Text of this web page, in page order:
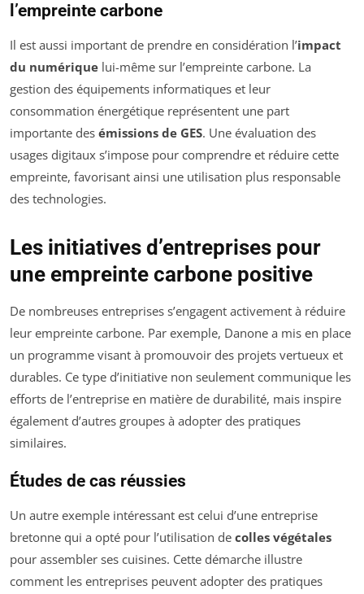
l’empreinte carbone
Il est aussi important de prendre en considération l’impact
du numérique lui-même sur l’empreinte carbone. La
gestion des équipements informatiques et leur
consommation énergétique représentent une part
importante des émissions de GES. Une évaluation des
usages digitaux s’impose pour comprendre et réduire cette
empreinte, favorisant ainsi une utilisation plus responsable
des technologies.
Les initiatives d’entreprises pour
une empreinte carbone positive
De nombreuses entreprises s’engagent activement à réduire
leur empreinte carbone. Par exemple, Danone a mis en place
un programme visant à promouvoir des projets vertueux et
durables. Ce type d’initiative non seulement communique les
efforts de l’entreprise en matière de durabilité, mais inspire
également d’autres groupes à adopter des pratiques
similaires.
Études de cas réussies
Un autre exemple intéressant est celui d’une entreprise
bretonne qui a opté pour l’utilisation de colles végétales
pour assembler ses cuisines. Cette démarche illustre
comment les entreprises peuvent adopter des pratiques